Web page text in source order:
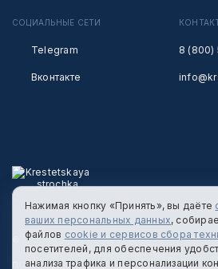
СОЦИАЛЬНЫЕ СЕТИ
Telegram
Вконтакте
8 (800)
© 2026 КРЕСТЕЦКАЯ СТРОЧКА
ПОЛИТИКА КОНФИДЕНЦИАЛЬНОСТИ
Нажимая кнопку «Принять», вы даёте
ваших персональных данных,
файлов cookie и сервисов сбора
посетителей, для обеспечения
анализа трафика и персонализации